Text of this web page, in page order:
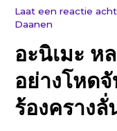
Laat een reactie
Daanen
อะนิเมะ ห
อย่างโหด
ร้องครางลั่